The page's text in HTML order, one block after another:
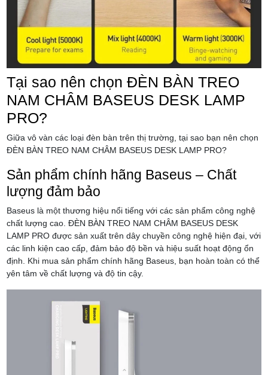
Tại sao nên chọn ĐÈN BÀN TREO
NAM CHÂM BASEUS DESK LAMP
PRO?
Giữa vô vàn các loại đèn bàn trên thị trường, tại sao bạn nên chọn
ĐÈN BÀN TREO NAM CHÂM BASEUS DESK LAMP PRO?
Sản phẩm chính hãng Baseus – Chất
lượng đảm bảo
Baseus là một thương hiệu nổi tiếng với các sản phẩm công nghệ
chất lượng cao. ĐÈN BÀN TREO NAM CHÂM BASEUS DESK
LAMP PRO được sản xuất trên dây chuyền công nghệ hiện đại, với
các linh kiện cao cấp, đảm bảo độ bền và hiệu suất hoạt động ổn
định. Khi mua sản phẩm chính hãng Baseus, bạn hoàn toàn có thể
yên tâm về chất lượng và độ tin cậy.